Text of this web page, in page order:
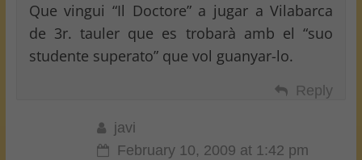
Que vingui “Il Doctore” a jugar a Vilabarca
de 3r. tauler que es trobarà amb el “suo
studente superato” que vol guanyar-lo.
Reply
javi
February 10, 2009 at 1:42 pm